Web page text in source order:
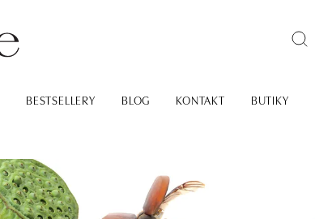
BESTSELLERY BLOG KONTAKT BUTIKY